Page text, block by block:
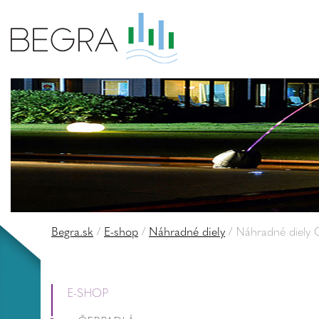
Begra.sk / E-shop / Náhradné diely / Náhradné diely
E-SHOP